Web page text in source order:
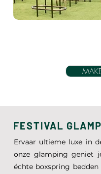
FESTIVAL
Ervaar ultieme luxe in
onze glamping geniet
échte boxspring